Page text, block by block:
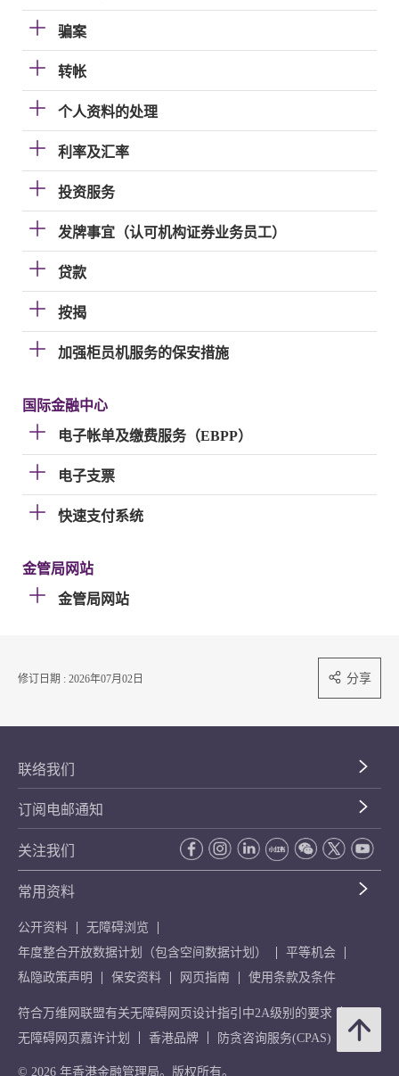
骗案
转帐
个人资料的处理
利率及汇率
投资服务
发牌事宜（认可机构证券业务员工）
贷款
按揭
加强柜员机服务的保安措施
国际金融中心
电子帐单及缴费服务（EBPP）
电子支票
快速支付系统
金管局网站
金管局网站
修订日期 : 2026年07月02日 分享
联络我们
订阅电邮通知
关注我们
常用资料
公开资料
无障碍浏览
年度整合开放数据计划（包含空间数据计划）
平等机会
私隐政策声明
保安资料 网页指南 使用条款及条件
符合万维网联盟有关无障碍网页设计指引中2A级别的要求
无障碍网页嘉许计划
香港品牌 防贪咨询服务(CPAS)
© 2026 年香港金融管理局。版权所有。